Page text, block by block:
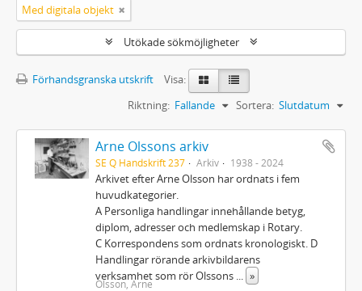
Med digitala objekt
Utökade sökmöjligheter
Förhandsgranska utskrift
Visa:
Sortera: Slutdatum
Riktning: Fallande
Arne Olssons arkiv
SE Q Handskrift 237 Arkiv 1938 - 2024
Arkivet efter Arne Olsson har ordnats i fem
huvudkategorier.
A Personliga handlingar innehållande betyg,
diplom, adresser och medlemskap i Rotary.
C Korrespondens som ordnats kronologiskt. D
Handlingar rörande arkivbildarens
verksamhet som rör Olssons
»
Olsson, Arne